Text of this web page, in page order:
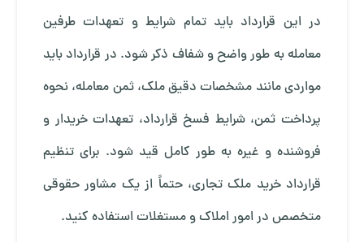
در این قرارداد باید تمام شرایط و تعهدات طرفین
معامله به طور واضح و شفاف ذکر شود. در قرارداد باید
مواردی مانند مشخصات دقیق ملک، ثمن معامله، نحوه
پرداخت ثمن، شرایط فسخ قرارداد، تعهدات خریدار و
فروشنده و غیره به طور کامل قید شود. برای تنظیم
قرارداد خرید ملک تجاری، حتماً از یک مشاور حقوقی
متخصص در امور املاک و مستغلات استفاده کنید.